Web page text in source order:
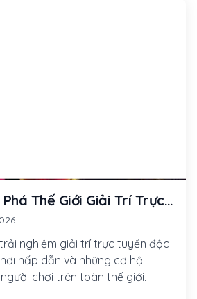
Phá Thế Giới Giải Trí Trực
nghiệm giải trí trực tuyến độc
hấp dẫn và những cơ hội
chơi trên toàn thế giới.